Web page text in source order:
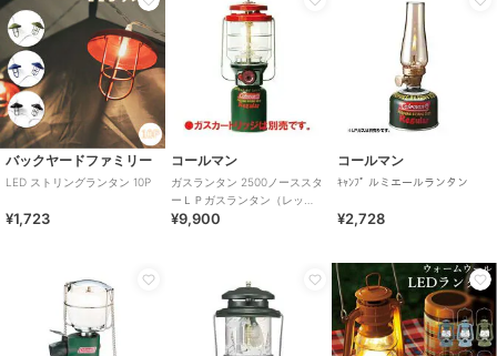
バックヤードファミリー
LED ストリングランタン 10P
¥1,723
コールマン
ガスランタン 2500ノーススタ
ーＬＰガスランタン（レッ
ド）
¥9,900
コールマン
ｷｬﾝﾌﾟ ルミエールランタン
¥2,728